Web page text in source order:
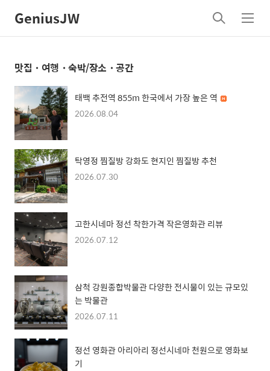
GeniusJW
검
색
메
뉴
맛집・여행・숙박/장소・공간
태백 추전역 855m 한국에서 가장 높은 역
2026.08.04
탁영정 찜질방 강화도 현지인 찜질방 추천
2026.07.30
고한시네마 정선 착한가격 작은영화관 리뷰
2026.07.12
삼척 강원종합박물관 다양한 전시물이 있는 규모있
는 박물관
2026.07.11
정선 영화관 아리아리 정선시네마 천원으로 영화보
기